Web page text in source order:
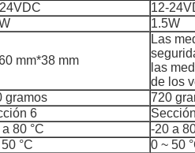
12-
1.5W
mm*38 mm
Las
las
de los
gramos
720
6
80 °C
-20 a
°C
0 ~ 50